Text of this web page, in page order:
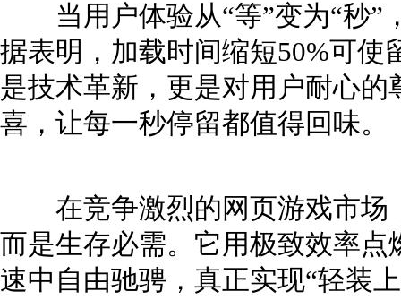
当用户体验从“等”变为“秒”
据表明，加载时间缩短50%可使
是技术革新，更是对用户耐心
喜，让每一秒停留都值得回味。
在竞争激烈的网页游戏市场
而是生存必需。它用极致效率
速中自由驰骋，真正实现“轻装